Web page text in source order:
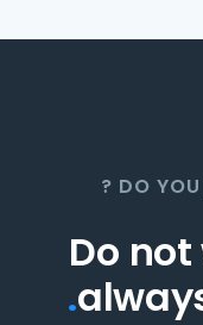
DO YOU
Do
.